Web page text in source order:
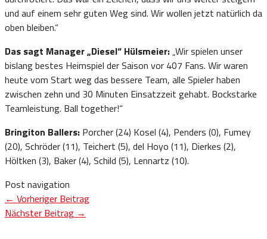
und auf einem sehr guten Weg sind. Wir wollen jetzt natürlich da
oben bleiben.“
Das sagt Manager „Diesel“ Hülsmeier: „Wir spielen unser
bislang bestes Heimspiel der Saison vor 407 Fans. Wir waren
heute vom Start weg das bessere Team, alle Spieler haben
zwischen zehn und 30 Minuten Einsatzzeit gehabt. Bockstarke
Teamleistung. Ball together!“
Bringiton Ballers: Porcher (24) Kosel (4), Penders (0), Fumey
(20), Schröder (11), Teichert (5), del Hoyo (11), Dierkes (2),
Höltken (3), Baker (4), Schild (5), Lennartz (10).
Post navigation
← Vorheriger Beitrag
Nächster Beitrag →